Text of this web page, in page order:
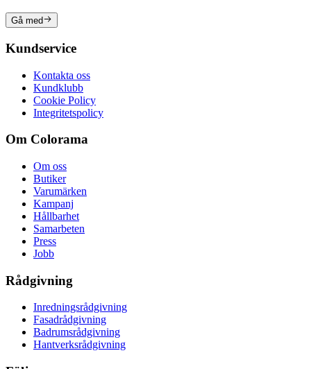
Gå med
Kundservice
Kontakta oss
Kundklubb
Cookie Policy
Integritetspolicy
Om Colorama
Om oss
Butiker
Varumärken
Kampanj
Hållbarhet
Samarbeten
Press
Jobb
Rådgivning
Inredningsrådgivning
Fasadrådgivning
Badrumsrådgivning
Hantverksrådgivning